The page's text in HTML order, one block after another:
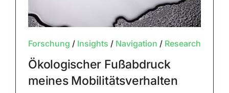
Forschung / Insights / Navigation / Research
Ökologischer Fußabdruck
meines Mobilitätsverhalten